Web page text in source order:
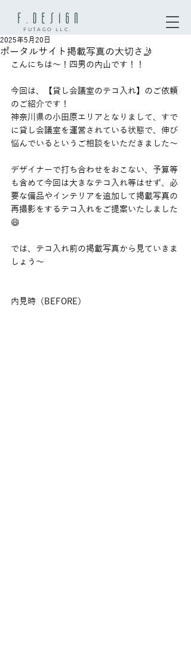
FUTAGO LLC.
ポータルサイト掲載写真の大切さ🤳
2025年5月20日
こんにちは〜！四男の内山です！！
今回は、【貸し会議室のテコ入れ】のご依頼
のご紹介です！
神奈川県の小田原エリアとなりまして、すで
に貸し会議室を運営されている状態で、伸び
悩んでいるというご相談をいただきました〜
デザイナーで打ち合わせをおこない、予算等
も含めて今回は大きなテコ入れ等はせず、必
要な備品やインテリアを追加して掲載写真の
再撮影をするテコ入れをご提案いたしました
😄
では、テコ入れ前の掲載写真から見ていきま
しょう〜
内見時（BEFORE）